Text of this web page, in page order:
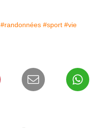
#randonnées #sport #vie